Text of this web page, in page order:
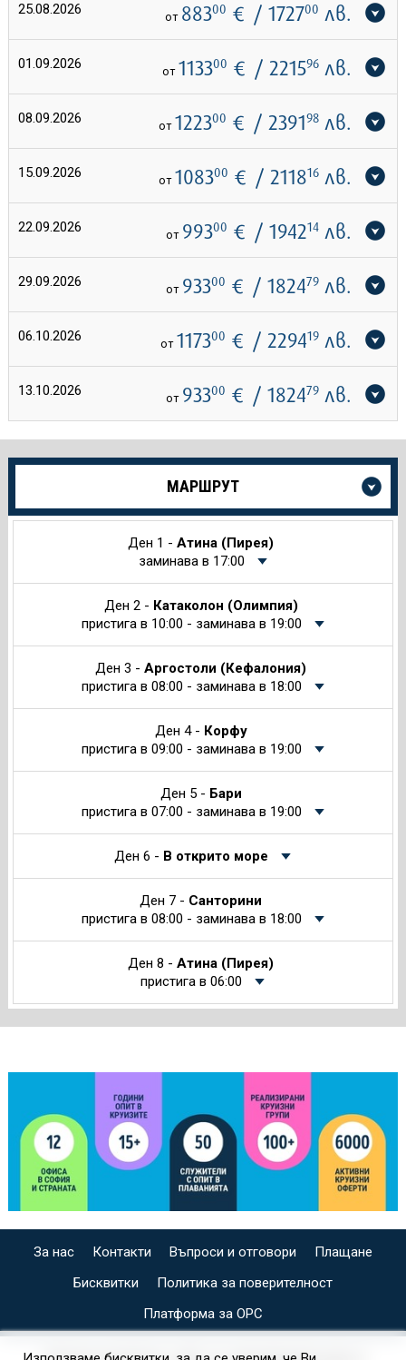
25.08.2026 от 88300 € / 172700 лв.
01.09.2026 от 113300 € / 221596лв.
08.09.2026 от 122300 € / 239198лв.
15.09.2026 от 108300 € / 211816лв.
22.09.2026 от 99300 € / 194214лв.
29.09.2026 от 93300 € / 182479лв.
06.10.2026 от 117300 € / 229419лв.
13.10.2026 от 93300 € / 182479лв.
Още
за
МАРШРУТ
Ден 1 -Атина (Пирея)
заминава в 17:00
Ден 2 - Катаколон (Олимпия)
пристига в 10:00 - заминава в 19:00
Ден 3 -Аргостоли (Кефалония)
пристига в 08:00 - заминава в 18:00
Ден 4 - Корфу
пристига в 09:00 - заминава в 19:00
Ден 5 - Бари
пристига в 07:00 - заминава в 19:00
Ден 6 - В открито море
Ден 7 - Санторини
пристига в 08:00 - заминава в 18:00
Ден 8 -Атина (Пирея)
пристига в 06:00
За нас Контакти Въпроси и отговори
Плащане
Бисквитки
Политика за поверителност
Платформа за ОРС